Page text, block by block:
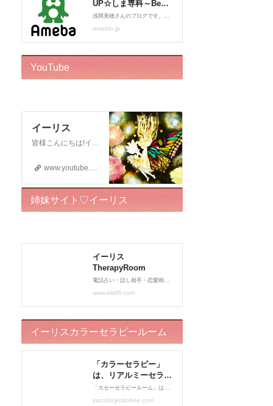
YouTube
イーリス
皆様こんにちは!イーリスです! ドリーバーチュー博士公認 エンジェル・イントゥイティブ（AI）™です。 心理カウンセラー、カードセラピスト、アドバイザー、執筆をしております。 このチャンネルはボランティアでお届けしております。私自身がオラクルカードに救われた一人なので、 誰かのお役に立ちたいという気持ちからスタートいたしました! ※2018年12月22日から…
www.youtube.com
姉妹サイト♡イーリス
イーリスカラーセラピールーム